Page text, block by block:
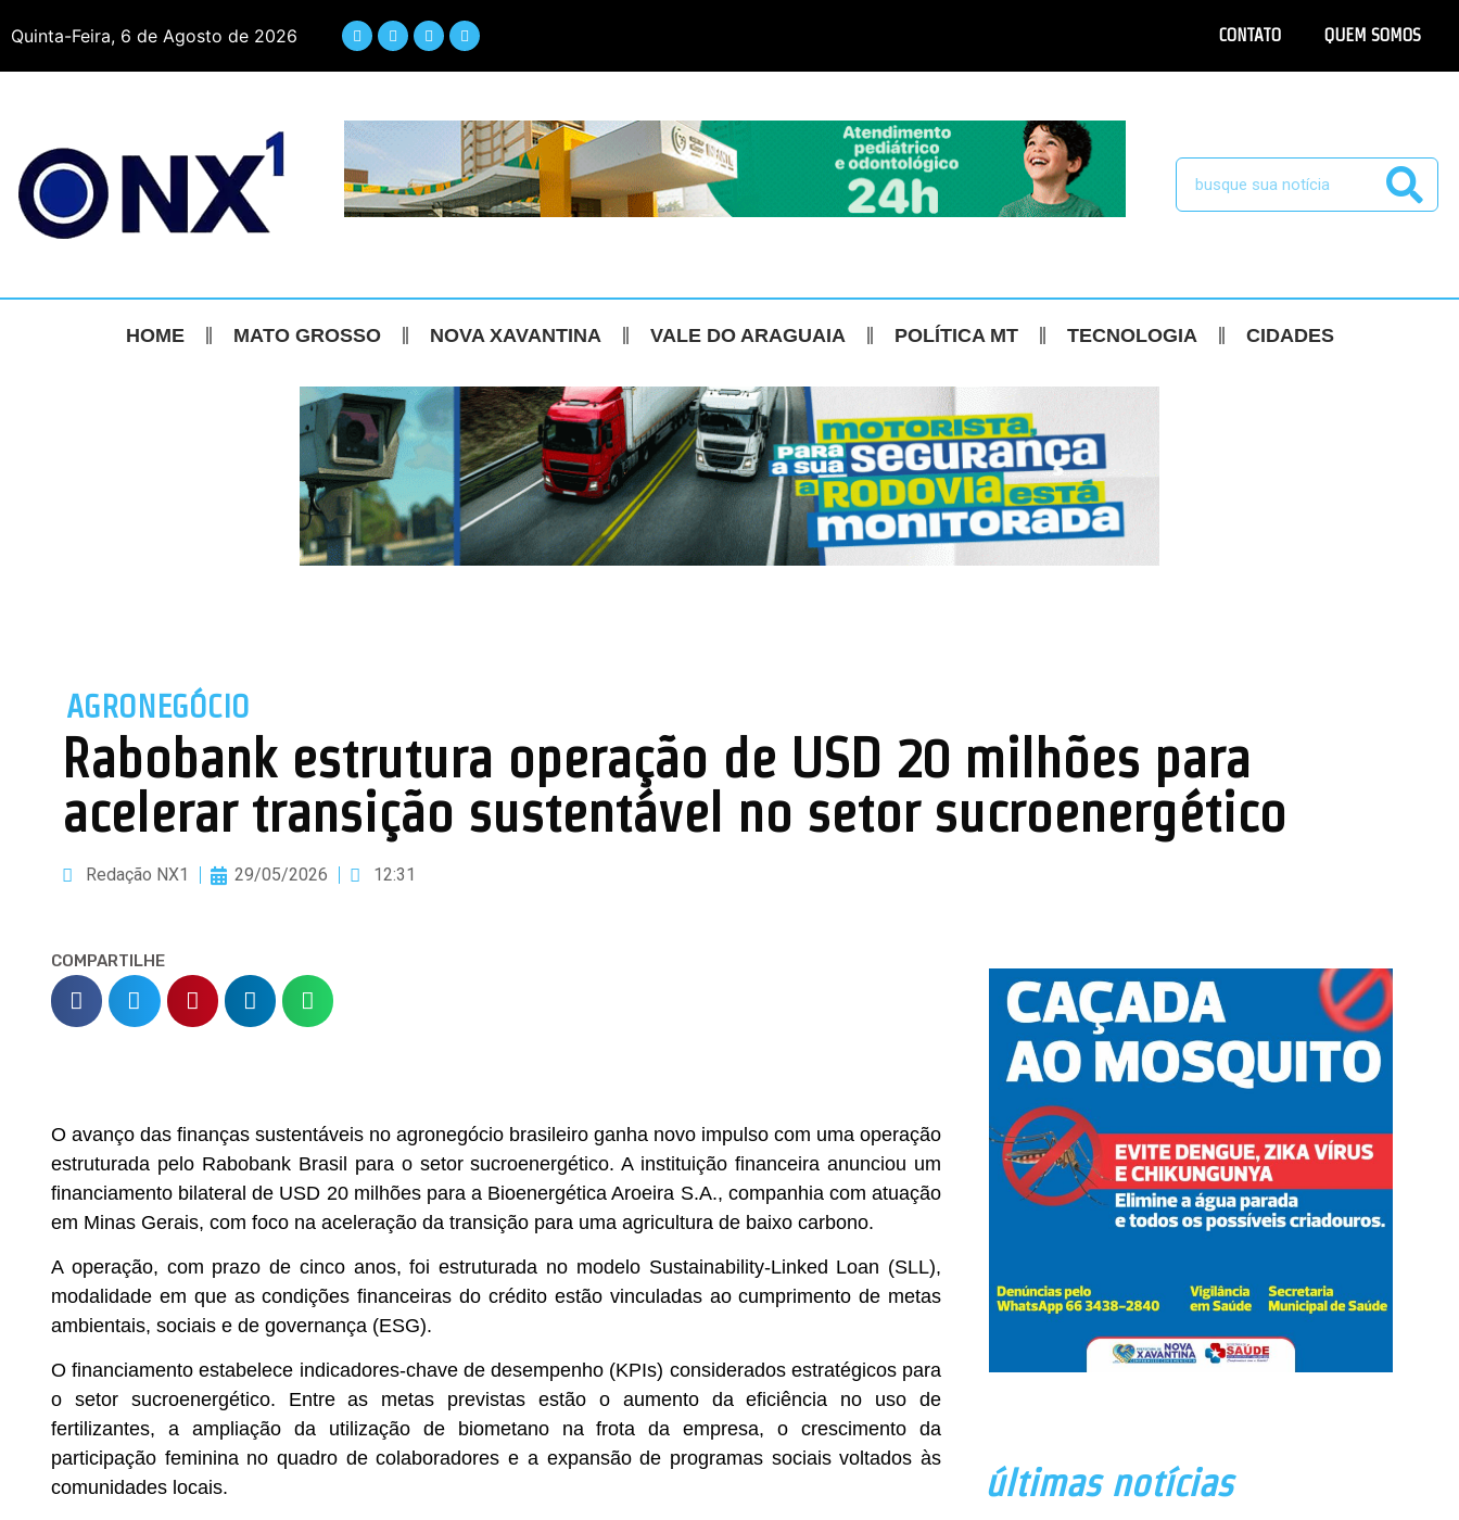
Quinta-Feira, 6 de Agosto de 2026 CONTATO QUEM SOMOS
HOME MATO GROSSO NOVA XAVANTINA VALE DO ARAGUAIA POLÍTICA MT TECNOLOGIA CIDADES
AGRONEGÓCIO
Rabobank estrutura operação de USD 20 milhões para
acelerar transição sustentável no setor sucroenergético
Redação NX1 29/05/2026 12:31
COMPARTILHE
O avanço das finanças sustentáveis no agronegócio brasileiro ganha novo impulso com uma operação
estruturada pelo Rabobank Brasil para o setor sucroenergético. A instituição financeira anunciou um
financiamento bilateral de USD 20 milhões para a Bioenergética Aroeira S.A., companhia com atuação
em Minas Gerais, com foco na aceleração da transição para uma agricultura de baixo carbono.
A operação, com prazo de cinco anos, foi estruturada no modelo Sustainability-Linked Loan (SLL),
modalidade em que as condições financeiras do crédito estão vinculadas ao cumprimento de metas
ambientais, sociais e de governança (ESG).
O financiamento estabelece indicadores-chave de desempenho (KPIs) considerados estratégicos para
o setor sucroenergético. Entre as metas previstas estão o aumento da eficiência no uso de
fertilizantes, a ampliação da utilização de biometano na frota da empresa, o crescimento da
participação feminina no quadro de colaboradores e a expansão de programas sociais voltados às
comunidades locais.
últimas notícias